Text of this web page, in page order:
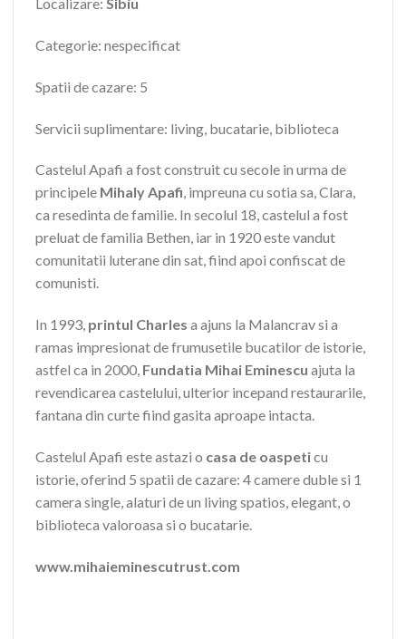
Categorie: nespecificat
Spatii de cazare: 5
Servicii suplimentare: living, bucatarie, biblioteca
Castelul Apafi a fost construit cu secole in urma de
principele Mihaly Apafi, impreuna cu sotia sa, Clara,
ca resedinta de familie. In secolul 18, castelul a fost
preluat de familia Bethen, iar in 1920 este vandut
comunitatii luterane din sat, fiind apoi confiscat de
comunisti.
In 1993, printul Charles a ajuns la Malancrav si a
ramas impresionat de frumusetile bucatilor de istorie,
astfel ca in 2000, Fundatia Mihai Eminescu ajuta la
revendicarea castelului, ulterior incepand restaurarile,
fantana din curte fiind gasita aproape intacta.
Castelul Apafi este astazi o casa de oaspeticu
istorie, oferind 5 spatii de cazare: 4 camere duble si 1
camera single, alaturi de un living spatios, elegant, o
biblioteca valoroasa si o bucatarie.
www.mihaieminescutrust.com